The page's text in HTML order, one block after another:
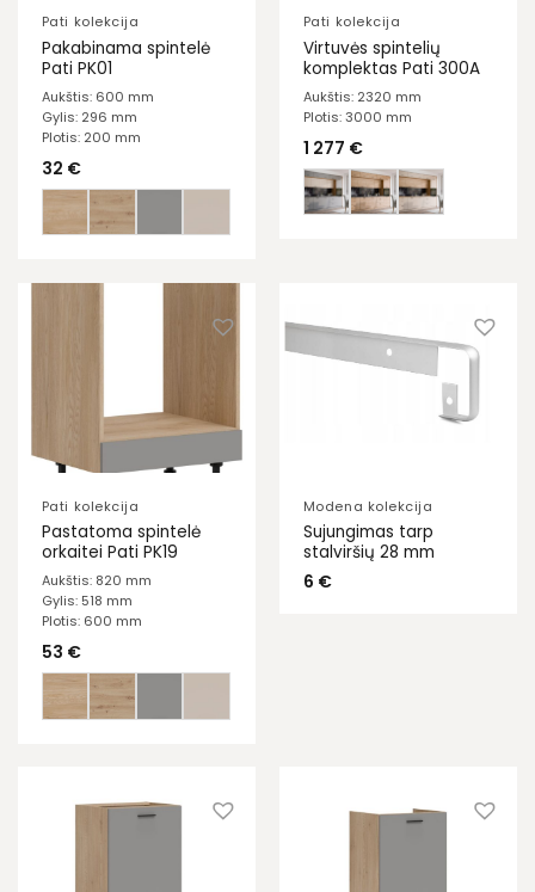
Pati kolekcija
Pakabinama spintelė
Pati PK01
Aukštis: 600 mm
Gylis: 296 mm
Plotis: 200 mm
32 €
Pati kolekcija
Virtuvės spintelių
komplektas Pati 300A
Aukštis: 2320 mm
Plotis: 3000 mm
1 277 €
Pati kolekcija
Pastatoma spintelė
orkaitei Pati PK19
Aukštis: 820 mm
Gylis: 518 mm
Plotis: 600 mm
53 €
Modena kolekcija
Sujungimas tarp
stalviršių 28 mm
6 €